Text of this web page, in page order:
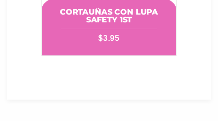
CORTAUÑAS CON LUPA
SAFETY 1ST
$3.95